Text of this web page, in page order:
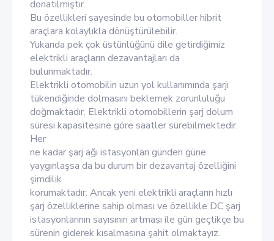
donatılmıştır.
Bu özellikleri sayesinde bu otomobiller hibrit
araçlara kolaylıkla dönüştürülebilir.
Yukarıda pek çok üstünlüğünü dile getirdiğimiz
elektrikli araçların dezavantajları da
bulunmaktadır.
Elektrikli otomobilin uzun yol kullanımında şarjı
tükendiğinde dolmasını beklemek zorunluluğu
doğmaktadır. Elektrikli otomobillerin şarj dolum
süresi kapasitesine göre saatler sürebilmektedir.
Her
ne kadar şarj ağı istasyonları günden güne
yaygınlaşsa da bu durum bir dezavantaj özelliğini
şimdilik
korumaktadır. Ancak yeni elektrikli araçların hızlı
şarj özelliklerine sahip olması ve özellikle DC şarj
istasyonlarının sayısının artması ile gün geçtikçe bu
sürenin giderek kısalmasına şahit olmaktayız.